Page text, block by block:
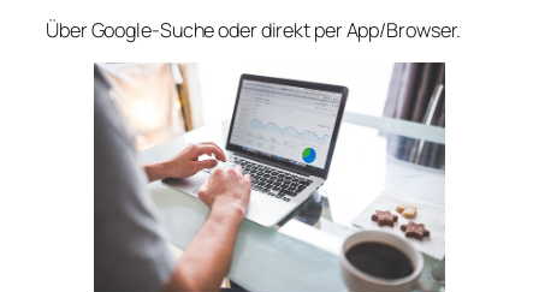
Über Google-Suche oder direkt per App/Browser.